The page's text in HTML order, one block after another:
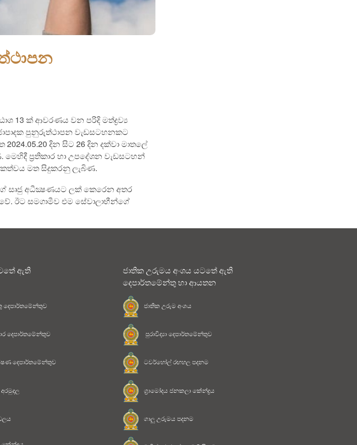
13 ක් ආවරණය වන පරිදි මත්ද්‍රව්‍ය
පුනුරුත්ථාපන වැඩසටහනකට
දින සිට 26 දින දක්වා මාතලේ
ප්‍රතිකාර හා උපදේශන වැඩසටහන්
මත සිදුකරනු ලැබිණ.
සෘජු අධීක්‍ෂණයට ලක් කෙරෙන අතර
ඊට සමගාමීව එම සේවාලාභීන්ගේ
ඇති
දෙපාර්තමේන්තුව
දෙපාර්තමේන්තුව
ජාතික උරුමය අංශය යටතේ ඇති
දෙපාර්තමේන්තු හා ආයතන
ජාතික උරුම අංශය
පුරාවිද්‍යා දෙපාර්තමේන්තුව
ටවර්හෝල් රඟහල පදනම
ග්‍රාමෝදය ජනකලා කේන්ද්‍රය
ගාලු උරුමය පදනම